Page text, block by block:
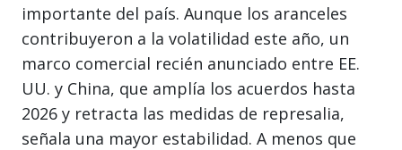
importante del país. Aunque los aranceles
contribuyeron a la volatilidad este año, un
marco comercial recién anunciado entre EE.
UU. y China, que amplía los acuerdos hasta
2026 y retracta las medidas de represalia,
señala una mayor estabilidad. A menos que